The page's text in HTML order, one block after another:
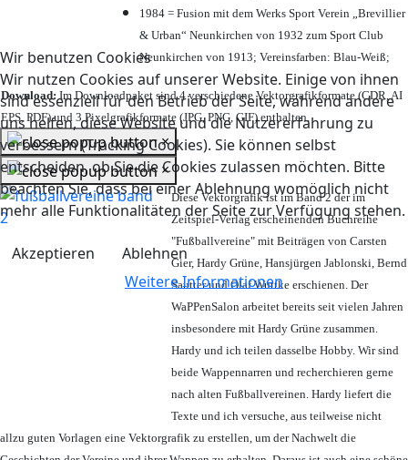
Wir benutzen Cookies
Wir nutzen Cookies auf unserer Website. Einige von ihnen
sind essenziell für den Betrieb der Seite, während andere
uns helfen, diese Website und die Nutzererfahrung zu
verbessern (Tracking Cookies). Sie können selbst
entscheiden, ob Sie die Cookies zulassen möchten. Bitte
beachten Sie, dass bei einer Ablehnung womöglich nicht
mehr alle Funktionalitäten der Seite zur Verfügung stehen.
Akzeptieren
Ablehnen
Weitere Informationen
1984 = Fusion mit dem Werks Sport Verein „Brevillier
& Urban“ Neunkirchen von 1932 zum Sport Club
Neunkirchen von 1913; Vereinsfarben: Blau-Weiß;
Download: Im Downloadpaket sind 4 verschiedene Vektorgrafikformate (CDR, AI
EPS, PDF) und 3 Pixelgrafikformate (JPG, PNG, GIF) enthalten.
×
×
Diese Vektorgrafik ist im Band 2 der im
Zeitspiel-Verlag erscheinenden Buchreihe
"Fußballvereine" mit Beiträgen von Carsten
Gier, Hardy Grüne, Hansjürgen Jablonski, Bernd
Sautter und Olaf Wuttke erschienen. Der
WaPPenSalon arbeitet bereits seit vielen Jahren
insbesondere mit Hardy Grüne zusammen.
Hardy und ich teilen dasselbe Hobby. Wir sind
beide Wappennarren und recherchieren gerne
nach alten Fußballvereinen. Hardy liefert die
Texte und ich versuche, aus teilweise nicht
allzu guten Vorlagen eine Vektorgrafik zu erstellen, um der Nachwelt die